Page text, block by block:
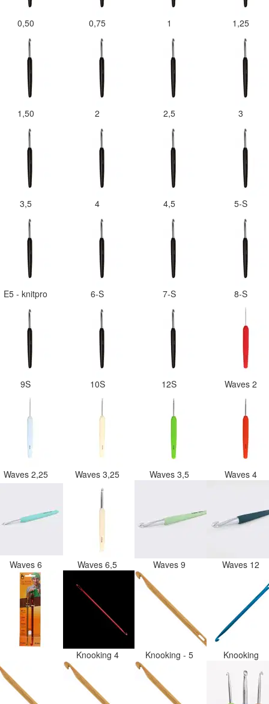
0,50 0,75 1 1,25
1,50 2 2,5 3
3,5 4 4,5 5-S
E5 - knitpro 6-S 7-S 8-S
9S 10S 12S Waves 2
Waves 2,25 Waves 3,25 Waves 3,5 Waves 4
Waves 6 Waves 6,5 Waves 9 Waves 12
Knooking 4 Knooking - 5 Knooking